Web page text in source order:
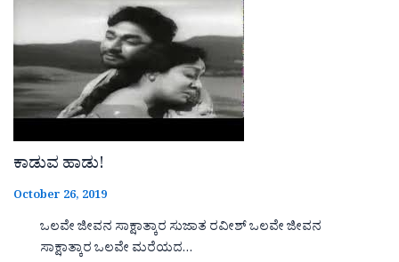
ಕಾಡುವ ಹಾಡು!
October 26, 2019
ಒಲವೇ ಜೀವನ ಸಾಕ್ಷಾತ್ಕಾರ ಸುಜಾತ ರವೀಶ್ ಒಲವೇ ಜೀವನ
ಸಾಕ್ಷಾತ್ಕಾರ ಒಲವೇ ಮರೆಯದ…